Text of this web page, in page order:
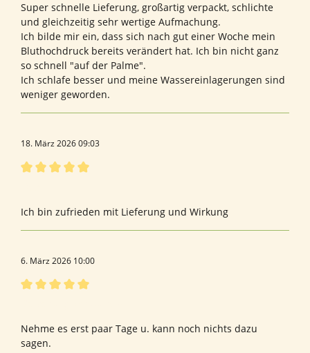
Super schnelle Lieferung, großartig verpackt, schlichte
und gleichzeitig sehr wertige Aufmachung.
Ich bilde mir ein, dass sich nach gut einer Woche mein
Bluthochdruck bereits verändert hat. Ich bin nicht ganz
so schnell "auf der Palme".
Ich schlafe besser und meine Wassereinlagerungen sind
weniger geworden.
18. März 2026 09:03
Ich bin zufrieden mit Lieferung und Wirkung
6. März 2026 10:00
Nehme es erst paar Tage u. kann noch nichts dazu
sagen.